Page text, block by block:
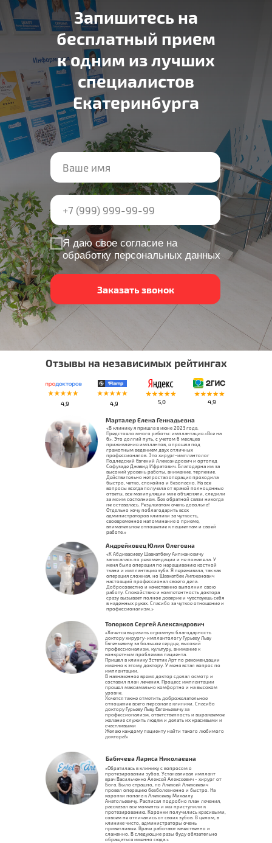
Запишитесь на
бесплатный прием
к одним из лучших
специалистов
Екатеринбурга
Я даю свое согласие на
обработку персональных данных
Заказать звонок
Отзывы на независимых рейтингах
4,9 5,0 4,9
4,9
Марталер Елена Геннадьевна
«В клинику я пришла в июне 2023 года.
Предстояло много работы: имплантация «Все на
6». Это долгий путь, с учетом 6 месяцев
приживления имплантов, я прошла под
грамотным ведением двух отличных
профессионалов. Это хирург-имплантолог
Подледский Евгений Александрович и ортопед
Софузаде Джавид Ифратович. Благодарна им за
высокий уровень работы, внимание, терпение.
Действительно непростая операция проходила
быстро, четко, спокойно и безопасно. На все
вопросы всегда получала от врачей полноценные
ответы, все манипуляции мне объясняли, следили
за моим состоянием. Без обратной связи никогда
не оставалась. Результатом очень довольна!
Отдельно хочу поблагодарить всех
администраторов клиники за чуткость,
своевременное напоминание о приеме,
внимательное отношение к пациентам и своей
работе.»
Бабичева Лариса Николаевна
«Обратилась в клинику с вопросом о
протезировании зубов. Устанавливал имплант
врач Васильченко Алексей Алексеевич - хирург от
Бога. Было страшно, но Алексей Алексеевич
провел операцию безболезненно и быстро. На
коронки попала к Алексееву Михаилу
Анатольевичу. Расписал подробно план лечения,
рассказал все моменты и мы приступили к
протезированию. Коронки получились красивыми,
совсем не отличались от своих зубов. В целом, в
клинике чисто, администраторы очень
приветливые. Врачи работают качественно и
слаженно. В следующие разы буду обязательно
обращаться именно сюда.»
Андрейковец Юлия Олеговна
«К Абдивасиеву Шавкатбеку Аипжановичу
записалась по рекомендации и не пожалела. У
меня была операция по наращиванию костной
ткани и имплантация зуба. Я переживала, так как
операция сложная, но Шавкатбек Аипжанович
настоящий профессионал своего дела.
Добросовестно и качественно выполнил свою
работу. Спокойствие и компетентность доктора
сразу вызывает полное доверие и чувствуешь себя
в надежных руках. Спасибо за чуткое отношение и
профессионализм.»
Топорков Сергей Александрович
«Хочется выразить огромную благодарность
доктору хирургу-имплантологу Гурьеву Льву
Евгеньевичу за большое сердце, высокий
профессионализм, культуру, внимание к
конкретным проблемам пациента.
Пришел в клинику Эстетик Арт по рекомендации
именно к этому доктору. У меня встал вопрос по
имплантации.
В назначенное время доктор сделал осмотр и
составил план лечения. Процесс имплантации
прошел максимально комфортно и на высоком
уровне.
Хочется также отметить доброжелательное
отношение всего персонала клиники. Спасибо
доктору Гурьеву Льву Евгеньевичу за
профессионализм, ответственность и выражаемое
желание служить людям и делать их красивыми и
счастливыми
Желаю каждому пациенту найти такого любимого
доктора!»